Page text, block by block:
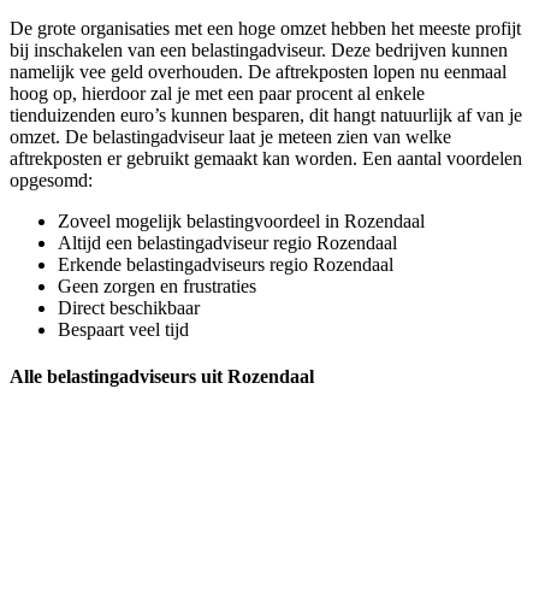
De grote organisaties met een hoge omzet hebben het meeste profijt
bij inschakelen van een belastingadviseur. Deze bedrijven kunnen
namelijk vee geld overhouden. De aftrekposten lopen nu eenmaal
hoog op, hierdoor zal je met een paar procent al enkele
tienduizenden euro’s kunnen besparen, dit hangt natuurlijk af van je
omzet. De belastingadviseur laat je meteen zien van welke
aftrekposten er gebruikt gemaakt kan worden. Een aantal voordelen
opgesomd:
Zoveel mogelijk belastingvoordeel in Rozendaal
Altijd een belastingadviseur regio Rozendaal
Erkende belastingadviseurs regio Rozendaal
Geen zorgen en frustraties
Direct beschikbaar
Bespaart veel tijd
Alle belastingadviseurs uit Rozendaal